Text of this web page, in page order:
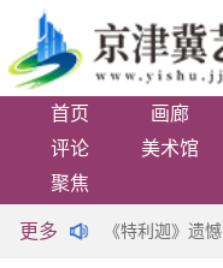
首页 画廊
评论
美术馆
聚焦
更多
便宜-看点 《特利迦》遗